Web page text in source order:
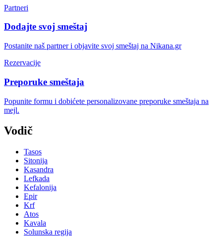
Partneri
Dodajte svoj smeštaj
Postanite naš partner i objavite svoj smeštaj na Nikana.gr
Rezervacije
Preporuke smeštaja
Popunite formu i dobićete personalizovane preporuke smeštaja na
mejl.
Vodič
Tasos
Sitonija
Kasandra
Lefkada
Kefalonija
Epir
Krf
Atos
Kavala
Solunska regija